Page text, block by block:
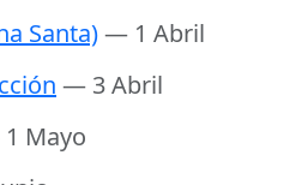
Santa)— 1 Abril
— 3 Abril
Mayo